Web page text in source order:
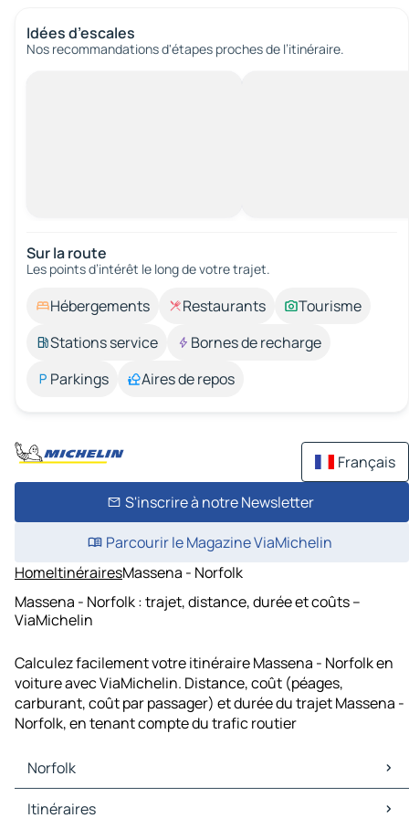
Idées d’escales
Nos recommandations d'étapes proches de l’itinéraire.
Sur la route
Les points d’intérêt le long de votre trajet.
Hébergements Restaurants
Tourisme
Stations service
Bornes de recharge
Parkings
Aires de repos
Français
S'inscrire à notre Newsletter
Parcourir le Magazine ViaMichelin
HomeItinérairesMassena - Norfolk
Massena - Norfolk : trajet, distance, durée et coûts –
ViaMichelin
Calculez facilement votre itinéraire Massena - Norfolk en
voiture avec ViaMichelin. Distance, coût (péages,
carburant, coût par passager) et durée du trajet Massena -
Norfolk, en tenant compte du trafic routier
Norfolk
Norfolk Cartes et plans
Itinéraires